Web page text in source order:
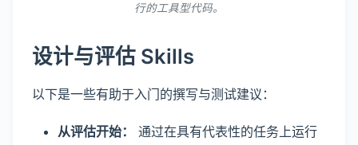
行的工具型代码。
设计与评估 Skills
以下是一些有助于入门的撰写与测试建议：
从评估开始：
通过在具有代表性的任务上运行